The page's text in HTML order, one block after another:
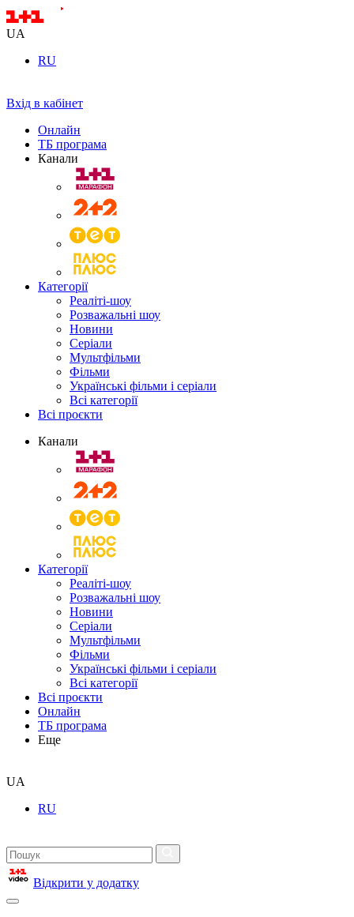
UA
RU
Вхід в кабінет
Онлайн
ТБ програма
Канали
Категорії
Реаліті-шоу
Розважальні шоу
Новини
Серіали
Мультфільми
Фільми
Українські фільми і серіали
Всі категорії
Всі проєкти
Канали
Категорії
Реаліті-шоу
Розважальні шоу
Новини
Серіали
Мультфільми
Фільми
Українські фільми і серіали
Всі категорії
Всі проєкти
Онлайн
ТБ програма
Еще
UA
RU
Відкрити у додатку